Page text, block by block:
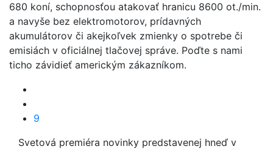
680 koní, schopnosťou atakovať hranicu 8600 ot./min.
a navyše bez elektromotorov, prídavných
akumulátorov či akejkoľvek zmienky o spotrebe či
emisiách v oficiálnej tlačovej správe. Poďte s nami
ticho závidieť americkým zákazníkom.
9
Svetová premiéra novinky predstavenej hneď v